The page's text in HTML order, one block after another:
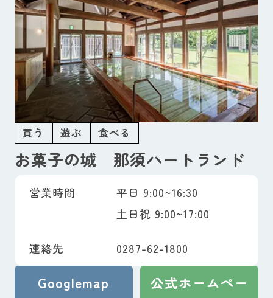
買う 遊ぶ 食べる
お菓子の城 那須ハートランド
営業時間
平日 9:00~16:30
土日祝 9:00~17:00
連絡先 0287-62-1800
Googlemap
公式ホームペー